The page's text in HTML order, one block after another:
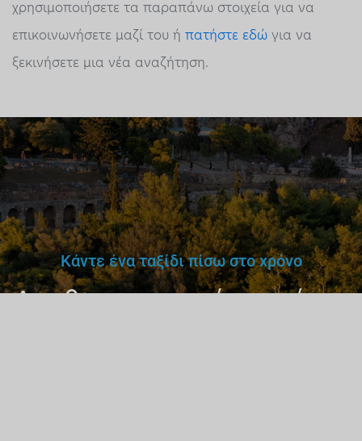
χρησιμοποιήσετε τα παραπάνω στοιχεία για να
επικοινωνήσετε μαζί του ή πατήστε εδώ για να
ξεκινήσετε μια νέα αναζήτηση.
Κάντε ένα ταξίδι πίσω στο χρόνο
Δεν θα εμπιστευόσουν έναν